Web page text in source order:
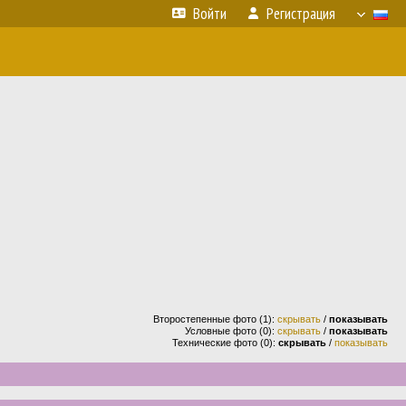
Войти Регистрация
Второстепенные фото (1): скрывать / показывать
Условные фото (0): скрывать / показывать
Технические фото (0): скрывать / показывать